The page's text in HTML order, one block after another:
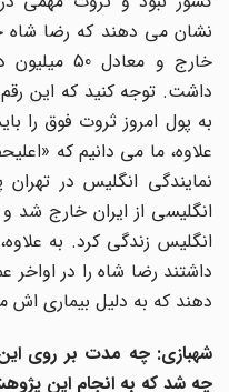
خارج و معادل
به پول امروز ثروت فوق را
نمایندگی انگلیس در
انگلیسی از ایران خارج شد
انگلیس زندگی کرد. به
داشتند رضا شاه را در اواخر
دهند که به دلیل بیماری اش
شهبازی: چه مدت بر روی این
چه شد که به انجام این